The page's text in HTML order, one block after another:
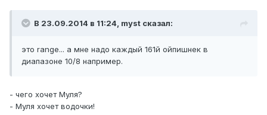
В 23.09.2014 в 11:24, myst сказал:
это range... а мне надо каждый 161й ойпишнек в
диапазоне 10/8 например.
- чего хочет Муля?
- Муля хочет водочки!